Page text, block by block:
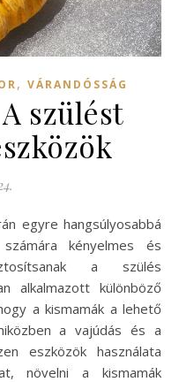
, VÁRANDÓSSÁG
szülést
kényelmes és
a szülés
alkalmazott különböző
a kismamák a lehető
a vajúdás és a
eszközök használata
növelni a kismamák